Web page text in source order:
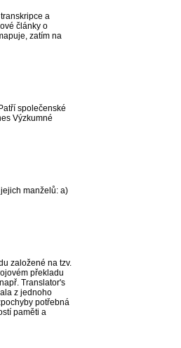
a
články o
zatím na
společenské
Výzkumné
manželů: a)
založené na tzv.
překladu
Translator's
z jednoho
potřebná
paměti a